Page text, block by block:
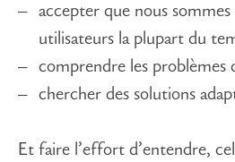
accepter que nous
utilisateurs la plupart du
comprendre les problèmes
chercher des solutions
Et faire l’effort d’entendre,